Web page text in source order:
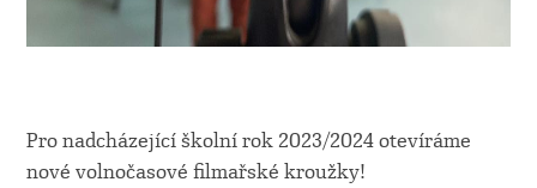
Pro nadcházející školní rok 2023/2024 otevíráme
nové volnočasové filmařské kroužky!